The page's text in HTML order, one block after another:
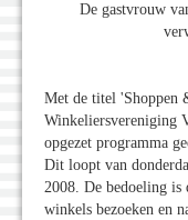
De gastvrouw
Met de titel 'Shoppen
Winkeliersvereniging
opgezet programma
Dit loopt van
2008. De bedoeling is
winkels bezoeken en